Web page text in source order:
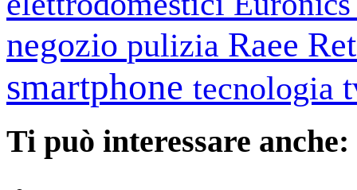
negozio pulizia Raee
smartphone tecnologia
Ti può interessare anche: